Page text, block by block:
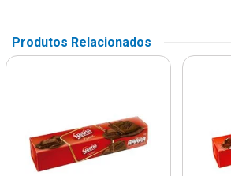
Produtos Relacionados